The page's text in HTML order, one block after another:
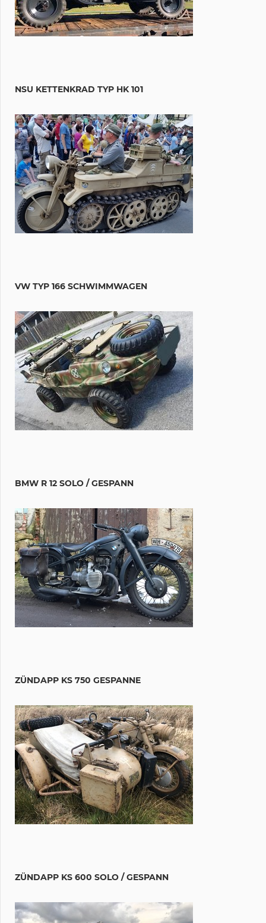
NSU KETTENKRAD TYP HK 101
VW TYP 166 SCHWIMMWAGEN
BMW R 12 SOLO / GESPANN
ZÜNDAPP KS 750 GESPANNE
ZÜNDAPP KS 600 SOLO / GESPANN